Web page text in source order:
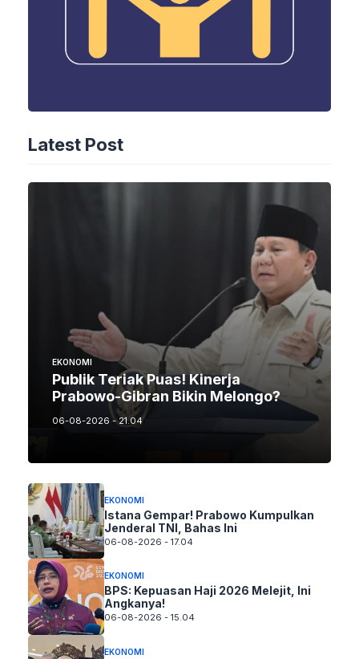
Latest Post
EKONOMI
Publik Teriak Puas! Kinerja
Prabowo-Gibran Bikin Melongo?
06-08-2026 - 21.04
EKONOMI
Istana Gempar! Prabowo Kumpulkan
Jenderal TNI, Bahas Ini
06-08-2026 - 17.04
EKONOMI
BPS: Kepuasan Haji 2026 Melejit, Ini
Angkanya!
06-08-2026 - 15.04
EKONOMI